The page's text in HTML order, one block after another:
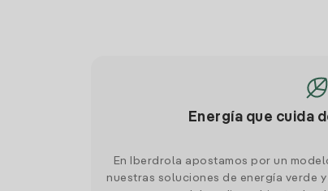
Energía que cuida
En Iberdrola apostamos por un
nuestras soluciones de energía verde